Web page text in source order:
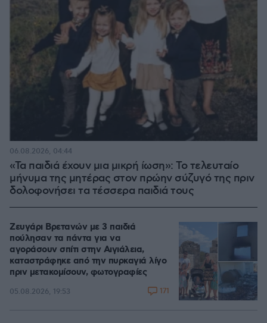
«Τα παιδιά έχουν μια μικρή ίωση»: Το τελευταίο
μήνυμα της μητέρας στον πρώην σύζυγό της πριν
δολοφονήσει τα τέσσερα παιδιά τους
06.08.2026, 04:44
Ζευγάρι Βρετανών με 3 παιδιά
πούλησαν τα πάντα για να
αγοράσουν σπίτι στην Αιγιάλεια,
καταστράφηκε από την πυρκαγιά λίγο
πριν μετακομίσουν, φωτογραφίες
05.08.2026, 19:53 171